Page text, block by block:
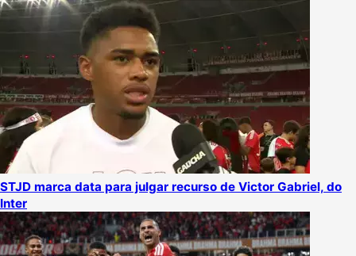
STJD marca data para julgar recurso de Victor Gabriel, do
Inter